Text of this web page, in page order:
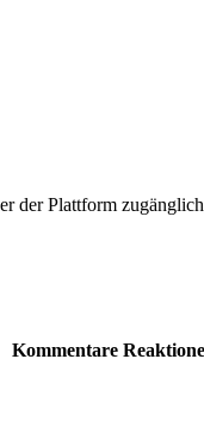
der Plattform
Kommentare